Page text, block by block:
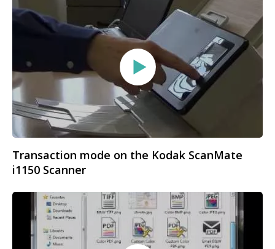
Transaction mode on the Kodak ScanMate
i1150 Scanner